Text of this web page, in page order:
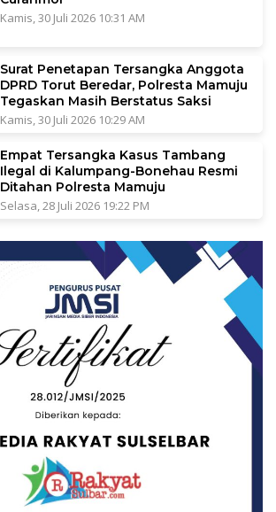
Kamis, 30 Juli 2026 10:31 AM
Surat Penetapan Tersangka Anggota
DPRD Torut Beredar, Polresta Mamuju
Tegaskan Masih Berstatus Saksi
Kamis, 30 Juli 2026 10:29 AM
Empat Tersangka Kasus Tambang
Ilegal di Kalumpang-Bonehau Resmi
Ditahan Polresta Mamuju
Selasa, 28 Juli 2026 19:22 PM